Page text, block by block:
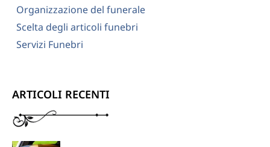
Organizzazione del funerale
Scelta degli articoli funebri
Servizi Funebri
ARTICOLI RECENTI